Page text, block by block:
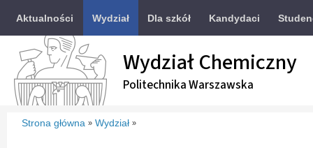
Aktualności Wydział Dla szkół Kandydaci
Wydział Chemiczny
Politechnika Warszawska
Strona główna » Wydział »